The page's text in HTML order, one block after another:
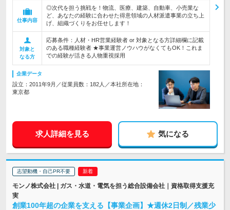
仕事内容
◎次代を担う挑戦を！物流、医療、建築、自動車、小売業な
ど、あなたの経験に合わせた得意領域の人材派遣事業の立ち上
げ、組織づくりをお任せします！
対象と
なる方
応募条件：人材・HR営業経験者 or 対象となる方詳細欄に記載
のある職種経験者 ★事業運営ノウハウがなくてもOK！これま
での経験が活きる人物重視採用
企業データ
設立：2011年9月／従業員数：182人／本社所在地：
東京都
求人詳細を見る 気になる
志望動機・自己PR不要
モンノ株式会社 | ガス・水道・電気を担う総合設備会社｜資格取得支援充
実
創業100年超の企業を支える【事業企画】★週休2日制／残業少